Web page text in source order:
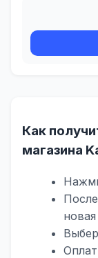
Как
магазина